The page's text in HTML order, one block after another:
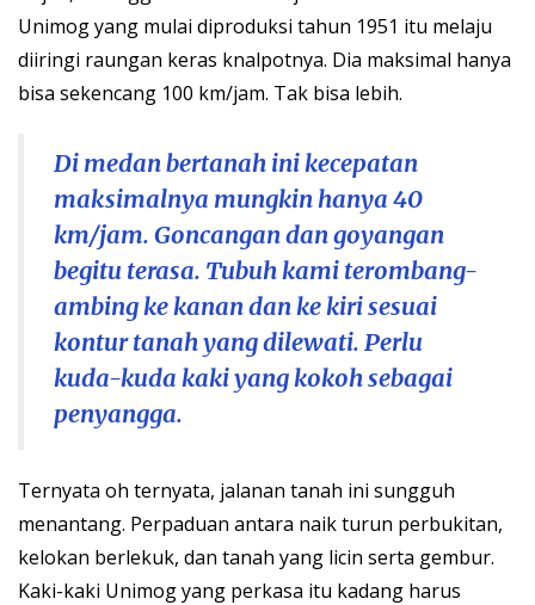
Unimog yang mulai diproduksi tahun 1951 itu melaju
diiringi raungan keras knalpotnya. Dia maksimal hanya
bisa sekencang 100 km/jam. Tak bisa lebih.
Di medan bertanah ini kecepatan
maksimalnya mungkin hanya 40
km/jam. Goncangan dan goyangan
begitu terasa. Tubuh kami terombang-
ambing ke kanan dan ke kiri sesuai
kontur tanah yang dilewati. Perlu
kuda-kuda kaki yang kokoh sebagai
penyangga.
Ternyata oh ternyata, jalanan tanah ini sungguh
menantang. Perpaduan antara naik turun perbukitan,
kelokan berlekuk, dan tanah yang licin serta gembur.
Kaki-kaki Unimog yang perkasa itu kadang harus